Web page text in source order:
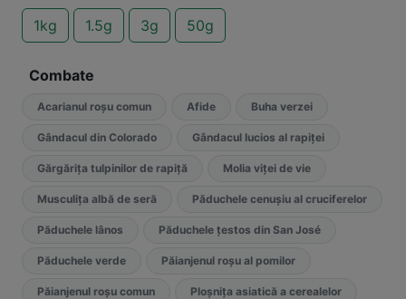
1kg
1.5g 3g 50g
Combate
Acarianul roşu comun Afide Buha verzei
Gândacul din Colorado Gândacul lucios al rapiței
Gărgărița tulpinilor de rapiță Molia viței de vie
Musculița albă de seră Păduchele cenuşiu al cruciferelor
Păduchele lânos Păduchele ţestos din San José
Păduchele verde Păianjenul roșu al pomilor
Păianjenul roșu comun Ploșnița asiatică a cerealelor